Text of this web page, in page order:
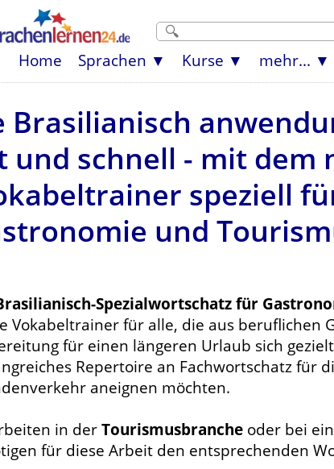
Home Sprachen Kurse mehr...
Brasilianisch
und schnell - mit dem
speziell
und
Spezialwortschatz für
Vokabeltrainer für alle, die aus beruflichen
für einen längeren Urlaub sich
Repertoire an Fachwortschatz für
aneignen möchten.
in der Tourismusbranche oder bei
für diese Arbeit den entsprechenden